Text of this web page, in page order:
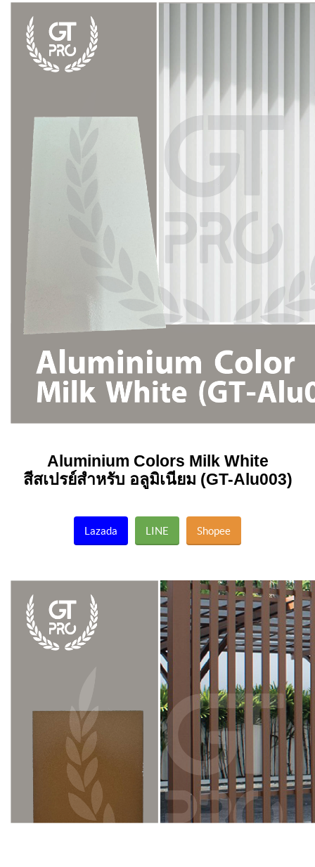
Aluminium Colors Milk White
สีสเปรย์สำหรับ อลูมิเนียม (GT-Alu003)
Lazada LINE Shopee